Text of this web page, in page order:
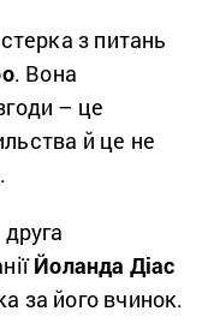
з питань
. Вона
– це
й це не
Йоланда Діас
за його вчинок.